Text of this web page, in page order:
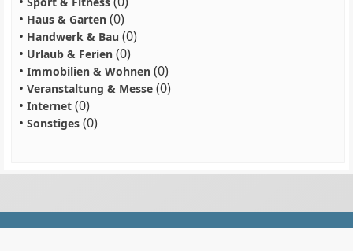
• Haus & Garten(0)
• Handwerk & Bau (0)
• Urlaub & Ferien(0)
• Immobilien & Wohnen(0)
• Veranstaltung & Messe(0)
• Internet(0)
• Sonstiges(0)